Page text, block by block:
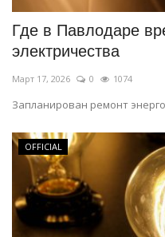
Где в Павлодаре
электричества
Март 17, 2026 0 1074
Запланирован ремонт
OFFICIAL